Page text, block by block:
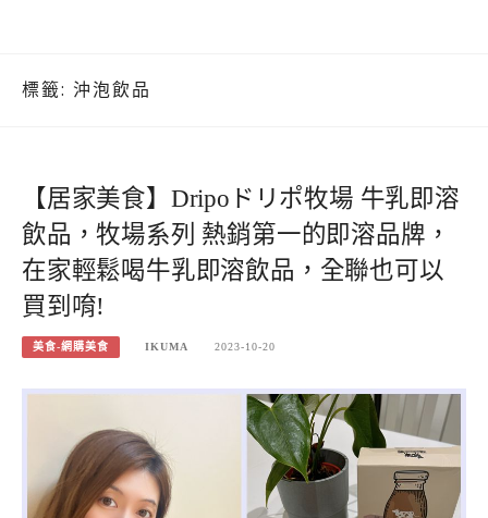
標籤: 沖泡飲品
【居家美食】Dripoドリポ牧場 牛乳即溶
飲品，牧場系列 熱銷第一的即溶品牌，
在家輕鬆喝牛乳即溶飲品，全聯也可以
買到唷!
美食-網購美食 IKUMA 2023-10-20